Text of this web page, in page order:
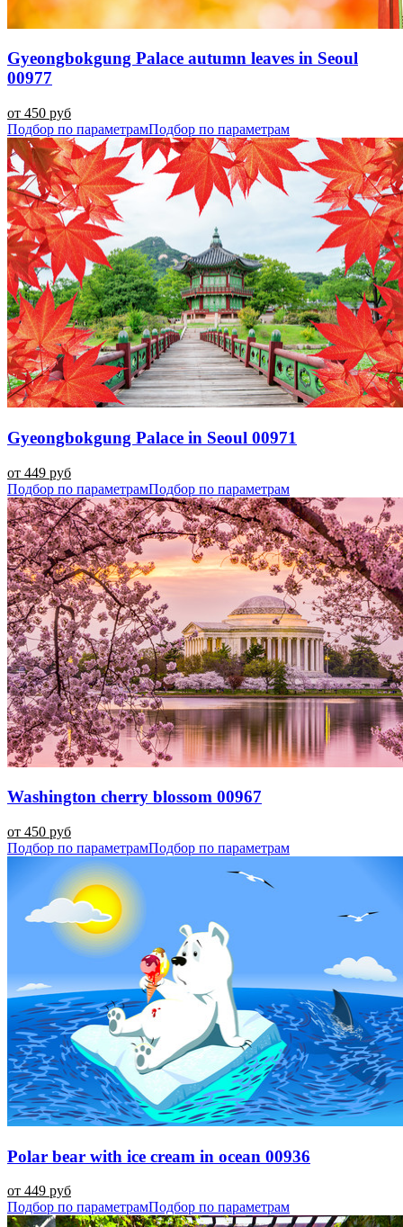
Gyeongbokgung Palace autumn leaves in Seoul
00977
от 450 руб
Подбор по параметрамПодбор по параметрам
Gyeongbokgung Palace in Seoul 00971
от 449 руб
Подбор по параметрамПодбор по параметрам
Washington cherry blossom 00967
от 450 руб
Подбор по параметрамПодбор по параметрам
Polar bear with ice cream in ocean 00936
от 449 руб
Подбор по параметрамПодбор по параметрам